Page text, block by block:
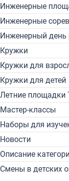
Инженерные
Инженерные
Инженерный день
Кружки
Кружки для
Кружки для детей
Летние площадки
Мастер-классы
Наборы для
Новости
Описание
Смены в детских